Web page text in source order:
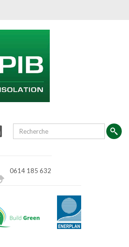
0614 185 632